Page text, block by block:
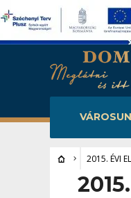
Városunk
2015. ÉVI